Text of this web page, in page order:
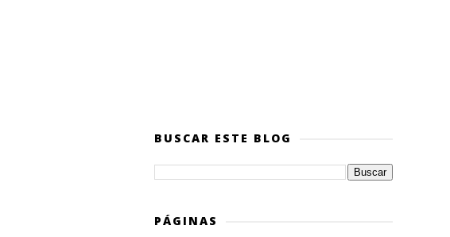
BUSCAR ESTE BLOG
PÁGINAS